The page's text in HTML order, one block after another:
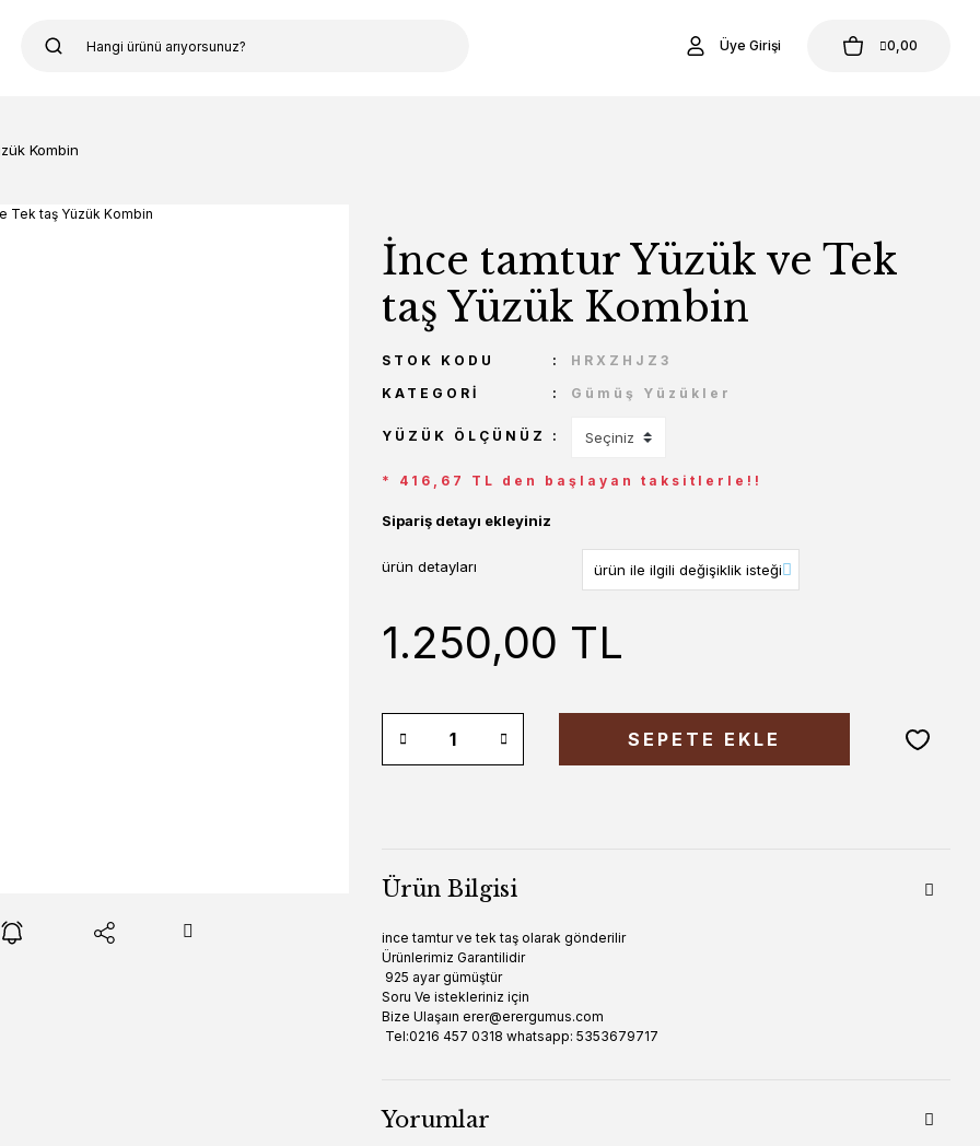
Üye Girişi 0,00
Kombin
İnce tamtur Yüzük ve Tek
taş Yüzük Kombin
STOK KODU
HRXZHJZ3
KATEGORI
Gümüş Yüzükler
YÜZÜK ÖLÇÜNÜZ
* 416,67 TL den başlayan taksitlerle!!
Sipariş detayı ekleyiniz
ürün detayları
1.250,00 TL
SEPETE EKLE
Ürün Bilgisi
ince tamtur ve tek taş olarak gönderilir
Ürünlerimiz Garantilidir
925 ayar gümüştür
Soru Ve istekleriniz için
Bize Ulaşaın erer@erergumus.com
Tel:0216 457 0318 whatsapp: 5353679717
Yorumlar